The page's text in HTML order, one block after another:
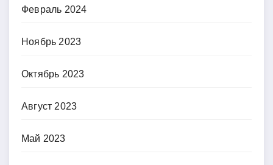
Февраль 2024
Ноябрь 2023
Октябрь 2023
Август 2023
Май 2023